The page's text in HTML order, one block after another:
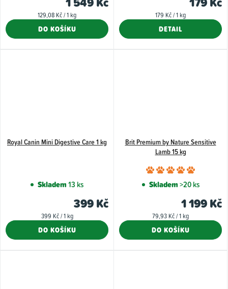
5,0
z
Měrná
129,08 Kč / 1 kg
DO KOŠÍKU
Měrná
179 Kč / 1 kg
DETAIL
Royal Canin Mini Digestive Care 1 kg
Skladem13 ks
399 Kč
Měrná
399 Kč / 1 kg
DO KOŠÍKU
Brit Premium by Nature Sensitive
Lamb 15 kg
je
5,0
Skladem>20 ks
1 199 Kč
Měrná
79,93 Kč / 1 kg
DO KOŠÍKU